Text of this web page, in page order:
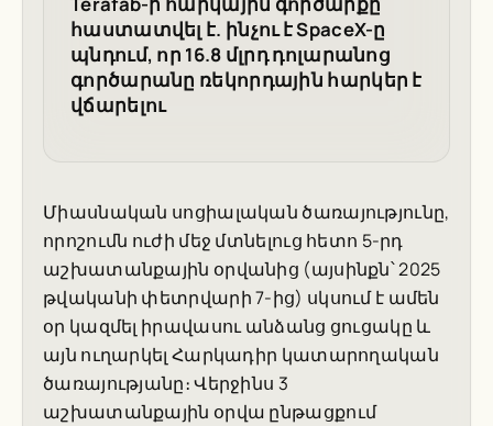
հաստատվել է. ինչու է SpaceX-ը
պնդում, որ 16.8 մլրդ դոլարանոց
գործարանը ռեկորդային հարկեր է
վճարելու
Միասնական սոցիալական ծառայությունը,
որոշումն ուժի մեջ մտնելուց հետո 5-րդ
աշխատանքային օրվանից (այսինքն՝ 2025
թվականի փետրվարի 7-ից) սկսում է ամեն
օր կազմել իրավասու անձանց ցուցակը և
այն ուղարկել Հարկադիր կատարողական
ծառայությանը։ Վերջինս 3
աշխատանքային օրվա ընթացքում